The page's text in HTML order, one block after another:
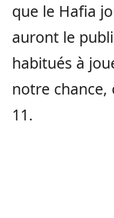
que le Hafia
auront le
habitués à
notre chance,
11.